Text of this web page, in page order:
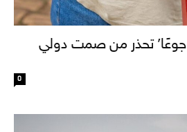
جوعًا’ تحذر من صمت دولي
0